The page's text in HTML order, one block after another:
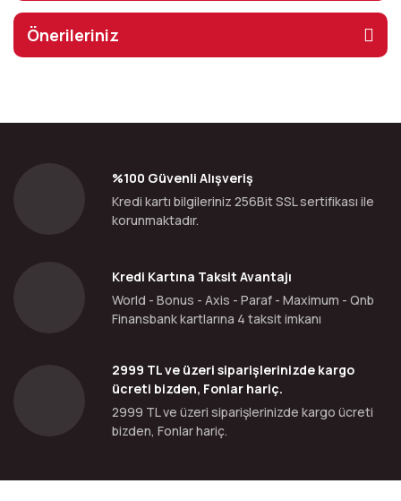
Önerileriniz
%100 Güvenli Alışveriş
Kredi kartı bilgileriniz 256Bit SSL sertifikası ile
korunmaktadır.
Kredi Kartına Taksit Avantajı
World - Bonus - Axis - Paraf - Maximum - Qnb
Finansbank kartlarına 4 taksit imkanı
2999 TL ve üzeri siparişlerinizde kargo
ücreti bizden, Fonlar hariç.
2999 TL ve üzeri siparişlerinizde kargo ücreti
bizden, Fonlar hariç.